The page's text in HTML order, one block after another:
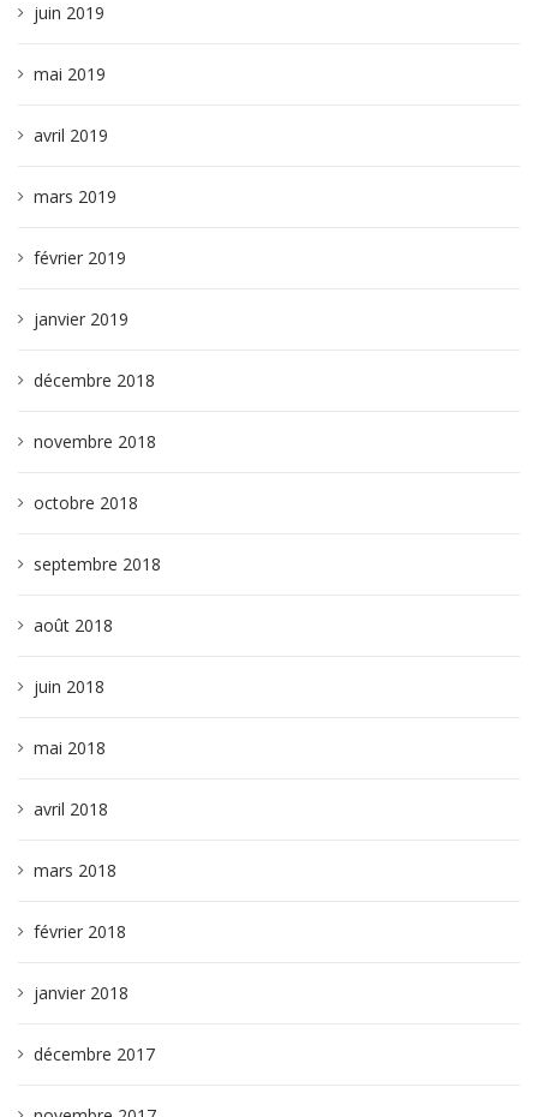
juin 2019
mai 2019
avril 2019
mars 2019
février 2019
janvier 2019
décembre 2018
novembre 2018
octobre 2018
septembre 2018
août 2018
juin 2018
mai 2018
avril 2018
mars 2018
février 2018
janvier 2018
décembre 2017